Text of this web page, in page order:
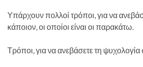
Υπάρχουν πολλοί τρόποι, για να
κάποιον, οι οποίοι είναι οι παρακάτω.
Τρόποι, για να ανεβάσετε τη ψυχολογία